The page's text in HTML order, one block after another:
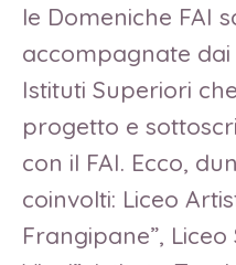
le Domeniche FAI
accompagnate
Istituti Superiori
progetto e
con il FAI. Ecco,
coinvolti: Liceo
Frangipane”, Liceo